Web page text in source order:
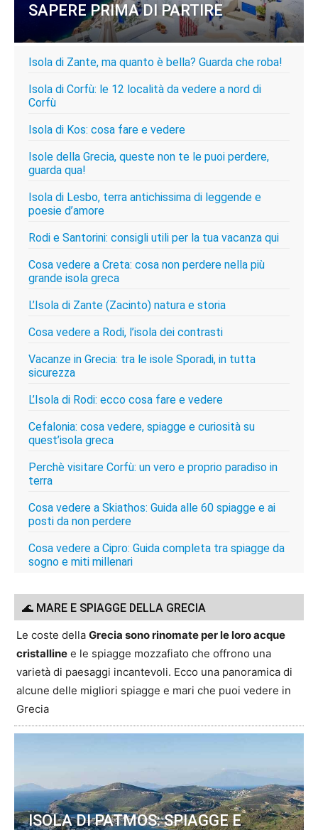
SAPERE PRIMA DI PARTIRE
Isola di Zante, ma quanto è bella? Guarda che roba!
Isola di Corfù: le 12 località da vedere a nord di
Corfù
Isola di Kos: cosa fare e vedere
Isole della Grecia, queste non te le puoi perdere,
guarda qua!
Isola di Lesbo, terra antichissima di leggende e
poesie d’amore
Rodi e Santorini: consigli utili per la tua vacanza qui
Cosa vedere a Creta: cosa non perdere nella più
grande isola greca
L’Isola di Zante (Zacinto) natura e storia
Cosa vedere a Rodi, l’isola dei contrasti
Vacanze in Grecia: tra le isole Sporadi, in tutta
sicurezza
L’Isola di Rodi: ecco cosa fare e vedere
Cefalonia: cosa vedere, spiagge e curiosità su
quest’isola greca
Perchè visitare Corfù: un vero e proprio paradiso in
terra
Cosa vedere a Skiathos: Guida alle 60 spiagge e ai
posti da non perdere
Cosa vedere a Cipro: Guida completa tra spiagge da
sogno e miti millenari
🌊 MARE E SPIAGGE DELLA GRECIA
Le coste della Grecia sono rinomate per le loro acque
cristalline e le spiagge mozzafiato che offrono una
varietà di paesaggi incantevoli. Ecco una panoramica di
alcune delle migliori spiagge e mari che puoi vedere in
Grecia
ISOLA DI PATMOS: SPIAGGE E